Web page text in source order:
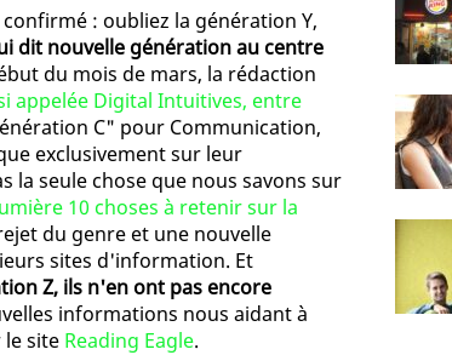
: oubliez la génération Y,
dit nouvelle génération au centre
du mois de mars, la rédaction
appelée Digital Intuitives, entre
C" pour Communication,
exclusivement sur leur
seule chose que nous savons sur
10 choses à retenir sur la
du genre et une nouvelle
sites d'information. Et
Z, ils n'en ont pas encore
informations nous aidant à
site Reading Eagle.